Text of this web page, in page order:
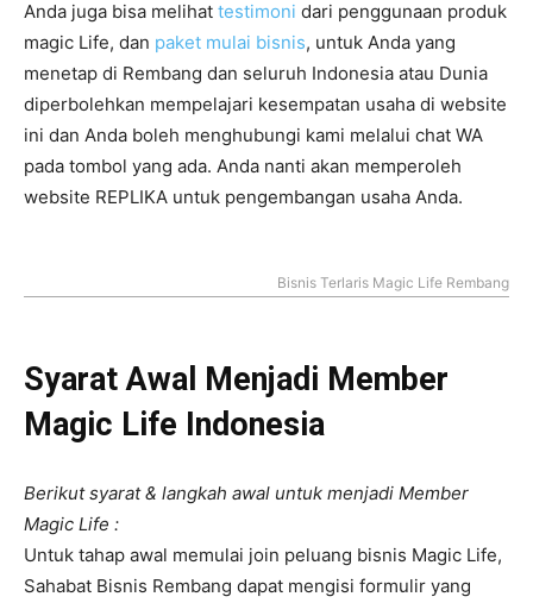
Anda juga bisa melihat testimoni dari penggunaan produk
magic Life, dan paket mulai bisnis, untuk Anda yang
menetap di Rembang dan seluruh Indonesia atau Dunia
diperbolehkan mempelajari kesempatan usaha di website
ini dan Anda boleh menghubungi kami melalui chat WA
pada tombol yang ada. Anda nanti akan memperoleh
website REPLIKA untuk pengembangan usaha Anda.
Bisnis Terlaris Magic Life Rembang
Syarat Awal Menjadi Member
Magic Life Indonesia
Berikut syarat & langkah awal untuk menjadi Member
Magic Life :
Untuk tahap awal memulai join peluang bisnis Magic Life,
Sahabat Bisnis Rembang dapat mengisi formulir yang